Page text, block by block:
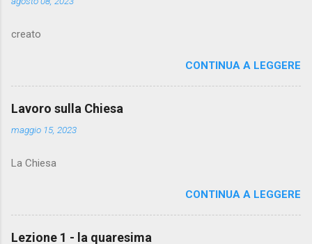
creato
CONTINUA A LEGGERE
Lavoro sulla Chiesa
maggio 15, 2023
La Chiesa
CONTINUA A LEGGERE
Lezione 1 - la quaresima